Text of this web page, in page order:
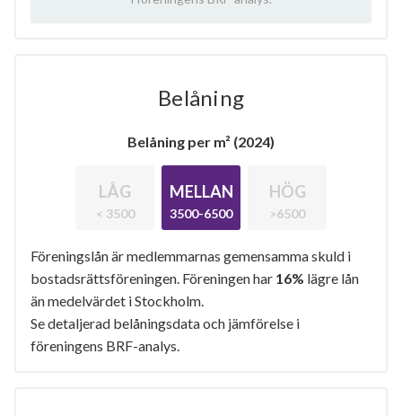
Belåning
Belåning per m² (2024)
LÅG
< 3500
MELLAN
3500-6500
HÖG
>6500
Föreningslån är medlemmarnas gemensamma skuld i
bostadsrättsföreningen. Föreningen har 16% lägre lån
än medelvärdet i Stockholm.
Se detaljerad belåningsdata och jämförelse i
föreningens BRF-analys.